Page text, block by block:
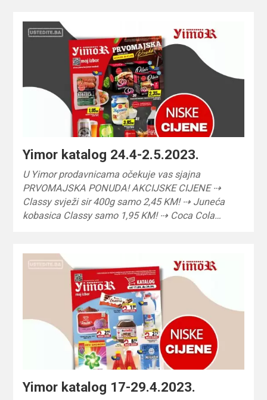
Yimor katalog 24.4-2.5.2023.
U Yimor prodavnicama očekuje vas sjajna
PRVOMAJSKA PONUDA! AKCIJSKE CIJENE ⇢
Classy svježi sir 400g samo 2,45 KM! ⇢ Juneća
kobasica Classy samo 1,95 KM! ⇢ Coca Cola…
Yimor katalog 17-29.4.2023.